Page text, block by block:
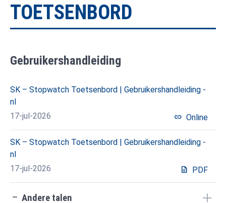
TOETSENBORD
Gebruikershandleiding
SK – Stopwatch Toetsenbord | Gebruikershandleiding -
nl
17-jul-2026
link Online
SK – Stopwatch Toetsenbord | Gebruikershandleiding -
nl
17-jul-2026
description PDF
check_indeterminate_small Andere talen